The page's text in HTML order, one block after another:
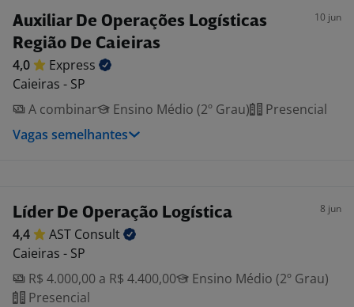
Auxiliar De Operações Logísticas
Região De Caieiras
10 jun
4,0
Express
Caieiras - SP
A combinar
Ensino Médio (2º Grau)
Presencial
Vagas semelhantes
Líder De Operação Logística 8 jun
4,4 AST Consult
Caieiras - SP
R$ 4.000,00 a R$ 4.400,00
Ensino Médio (2º Grau)
Presencial